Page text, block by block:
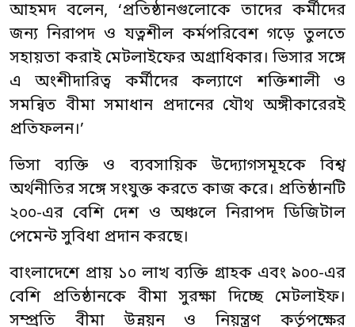
আহমদ বলেন, ‘প্রতিষ্ঠানগুলোকে তাদের কর্মীদের
জন্য নিরাপদ ও যত্নশীল কর্মপরিবেশ গড়ে তুলতে
সহায়তা করাই মেটলাইফের অগ্রাধিকার। ভিসার সঙ্গে
এ অংশীদারিত্ব কর্মীদের কল্যাণে শক্তিশালী ও
সমন্বিত বীমা সমাধান প্রদানের যৌথ অঙ্গীকারেরই
প্রতিফলন।’
ভিসা ব্যক্তি ও ব্যবসায়িক উদ্যোগসমূহকে বিশ্ব
অর্থনীতির সঙ্গে সংযুক্ত করতে কাজ করে। প্রতিষ্ঠানটি
২০০-এর বেশি দেশ ও অঞ্চলে নিরাপদ ডিজিটাল
পেমেন্ট সুবিধা প্রদান করছে।
বাংলাদেশে প্রায় ১০ লাখ ব্যক্তি গ্রাহক এবং ৯০০-এর
বেশি প্রতিষ্ঠানকে বীমা সুরক্ষা দিচ্ছে মেটলাইফ।
সম্প্রতি বীমা উন্নয়ন ও নিয়ন্ত্রণ কর্তৃপক্ষের